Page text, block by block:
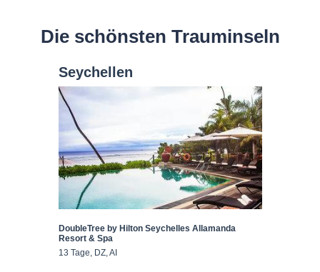
Die schönsten Trauminseln
Seychellen
DoubleTree by Hilton Seychelles Allamanda
Resort & Spa
13 Tage, DZ, AI